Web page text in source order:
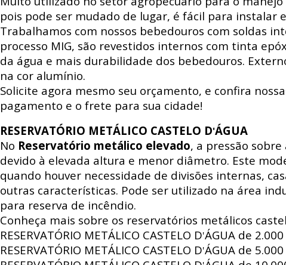
pois pode ser mudado de lugar, é fácil para instalar
Trabalhamos com nossos bebedouros com soldas
processo MIG, são revestidos internos com tinta
da água e mais durabilidade dos bebedouros.
na cor alumínio.
Solicite agora mesmo seu orçamento, e confira
pagamento e o frete para sua cidade!
RESERVATÓRIO METÁLICO CASTELO D'ÁGUA
No Reservatório metálico elevado, a pressão
devido à elevada altura e menor diâmetro. Este
quando houver necessidade de divisões internas,
outras características. Pode ser utilizado na área
para reserva de incêndio.
Conheça mais sobre os reservatórios metálicos
RESERVATÓRIO METÁLICO CASTELO D'ÁGUA de
RESERVATÓRIO METÁLICO CASTELO D'ÁGUA de